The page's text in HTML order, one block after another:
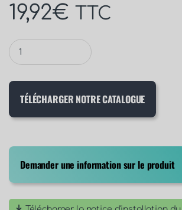
19,92€ TTC
TÉLÉCHARGER NOTRE CATALOGUE
Demander une information sur le produit